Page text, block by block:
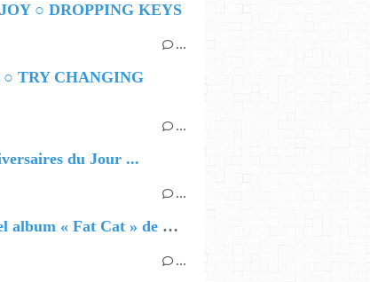
○ DROPPING KEYS
…
TRY CHANGING
…
du Jour ...
…
🔵 Le nouvel album « Fat Cat » de Delilah Holliday (sortie le 30 Octobre 2026)
…